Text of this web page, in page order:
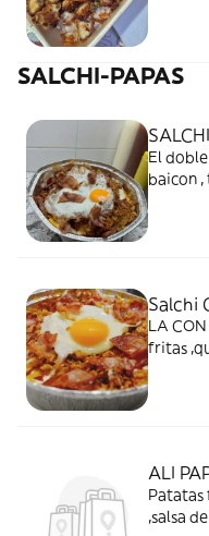
SALCHI-PAPAS
El
baicon
Salchi
LA
fritas
ALI
Patatas
,salsa